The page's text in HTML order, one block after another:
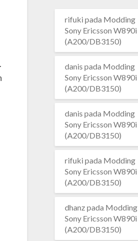
rifuki pada Modding
Sony Ericsson W890i
(A200/DB3150)
danis pada Modding
Sony Ericsson W890i
(A200/DB3150)
danis pada Modding
Sony Ericsson W890i
(A200/DB3150)
rifuki pada Modding
Sony Ericsson W890i
(A200/DB3150)
dhanz pada Modding
Sony Ericsson W890i
(A200/DB3150)